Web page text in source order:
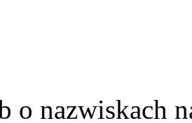
o nazwiskach